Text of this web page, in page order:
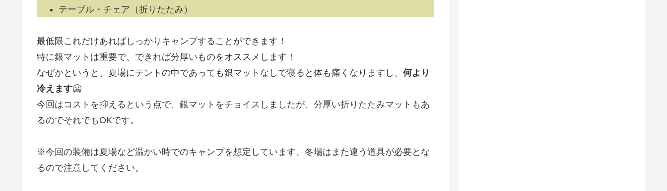
テーブル・チェア（折りたたみ）
最低限これだけあればしっかりキャンプすることができます！
特に銀マットは重要で、できれば分厚いものをオススメします！
なぜかというと、夏場にテントの中であっても銀マットなしで寝ると体も痛くなりますし、 何より
冷えます🥶
今回はコストを抑えるという点で、銀マットをチョイスしましたが、分厚い折りたたみマットもあ
るのでそれでもOKです。
※今回の装備は夏場など温かい時でのキャンプを想定しています、冬場はまた違う道具が必要とな
るので注意してください。